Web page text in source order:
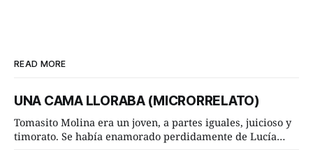
READ MORE
UNA CAMA LLORABA (MICRORRELATO)
Tomasito Molina era un joven, a partes iguales, juicioso y
timorato. Se había enamorado perdidamente de Lucía